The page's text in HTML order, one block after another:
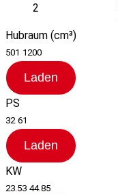
2
Hubraum (cm³)
501 1200
Laden
PS
32 61
Laden
KW
23.53 44.85